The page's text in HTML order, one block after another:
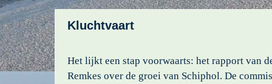
Kluchtvaart
Het lijkt een stap voorwaarts: het rapport van
Remkes over de groei van Schiphol. De